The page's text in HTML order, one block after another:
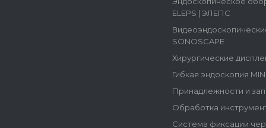
ELEPS | ЭЛЕПС
SONOSCAPE
Хирургические
Гибкая эндоскопия
Принадлежности и
Обработка
Система фиксации